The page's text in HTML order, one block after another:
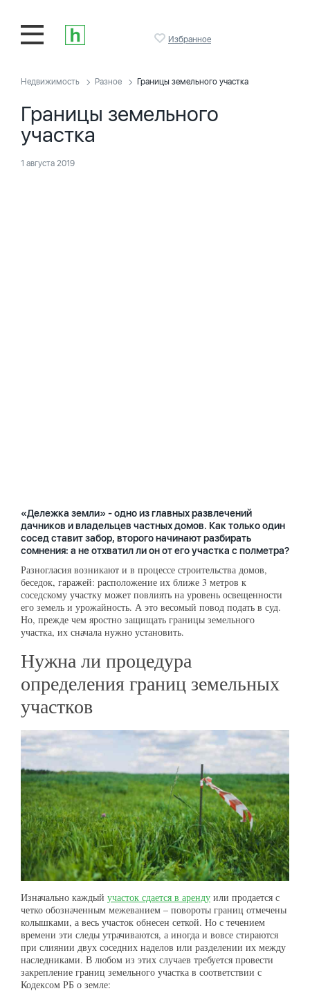
Избранное
Недвижимость Разное Границы земельного участка
Границы земельного
участка
1 августа 2019
«Дележка земли» - одно из главных развлечений
дачников и владельцев частных домов. Как только один
сосед ставит забор, второго начинают разбирать
сомнения: а не отхватил ли он от его участка с полметра?
Разногласия возникают и в процессе строительства домов,
беседок, гаражей: расположение их ближе 3 метров к
соседскому участку может повлиять на уровень освещенности
его земель и урожайность. А это весомый повод подать в суд.
Но, прежде чем яростно защищать границы земельного
участка, их сначала нужно установить.
Нужна ли процедура
определения границ земельных
участков
Изначально каждый участок сдается в аренду или продается с
четко обозначенным межеванием – повороты границ отмечены
колышками, а весь участок обнесен сеткой. Но с течением
времени эти следы утрачиваются, а иногда и вовсе стираются
при слиянии двух соседних наделов или разделении их между
наследниками. В любом из этих случаев требуется провести
закрепление границ земельного участка в соответствии с
Кодексом РБ о земле: